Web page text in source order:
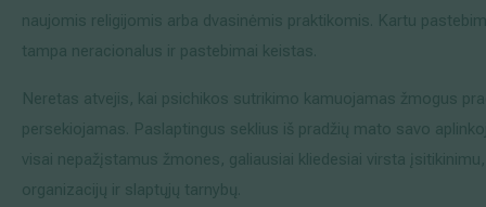
naujomis religijomis arba dvasinėmis praktikomis. Kartu
tampa neracionalus ir pastebimai keistas.
Neretas atvejis, kai psichikos sutrikimo kamuojamas žmogus
persekiojamas. Paslaptingus seklius iš pradžių mato savo
visai nepažįstamus žmones, galiausiai kliedesiai virsta
organizacijų ir slaptųjų tarnybų.